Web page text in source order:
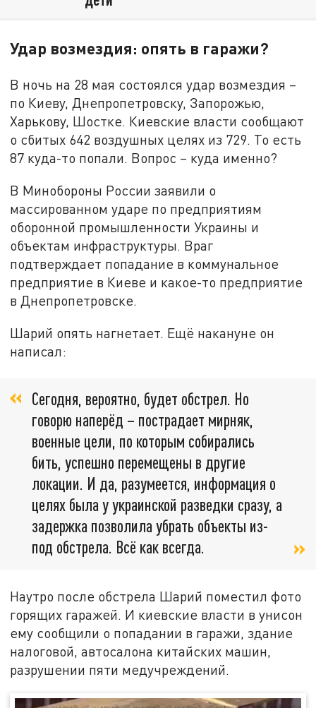
Удар возмездия: опять в гаражи?
В ночь на 28 мая состоялся удар возмездия –
по Киеву, Днепропетровску, Запорожью,
Харькову, Шостке. Киевские власти сообщают
о сбитых 642 воздушных целях из 729. То есть
87 куда-то попали. Вопрос – куда именно?
В Минобороны России заявили о
массированном ударе по предприятиям
оборонной промышленности Украины и
объектам инфраструктуры. Враг
подтверждает попадание в коммунальное
предприятие в Киеве и какое-то предприятие
в Днепропетровске.
Шарий опять нагнетает. Ещё накануне он
написал:
Сегодня, вероятно, будет обстрел. Но
говорю наперёд – пострадает мирняк,
военные цели, по которым собирались
бить, успешно перемещены в другие
локации. И да, разумеется, информация о
целях была у украинской разведки сразу, а
задержка позволила убрать объекты из-
под обстрела. Всё как всегда.
Наутро после обстрела Шарий поместил фото
горящих гаражей. И киевские власти в унисон
ему сообщили о попадании в гаражи, здание
налоговой, автосалона китайских машин,
разрушении пяти медучреждений.